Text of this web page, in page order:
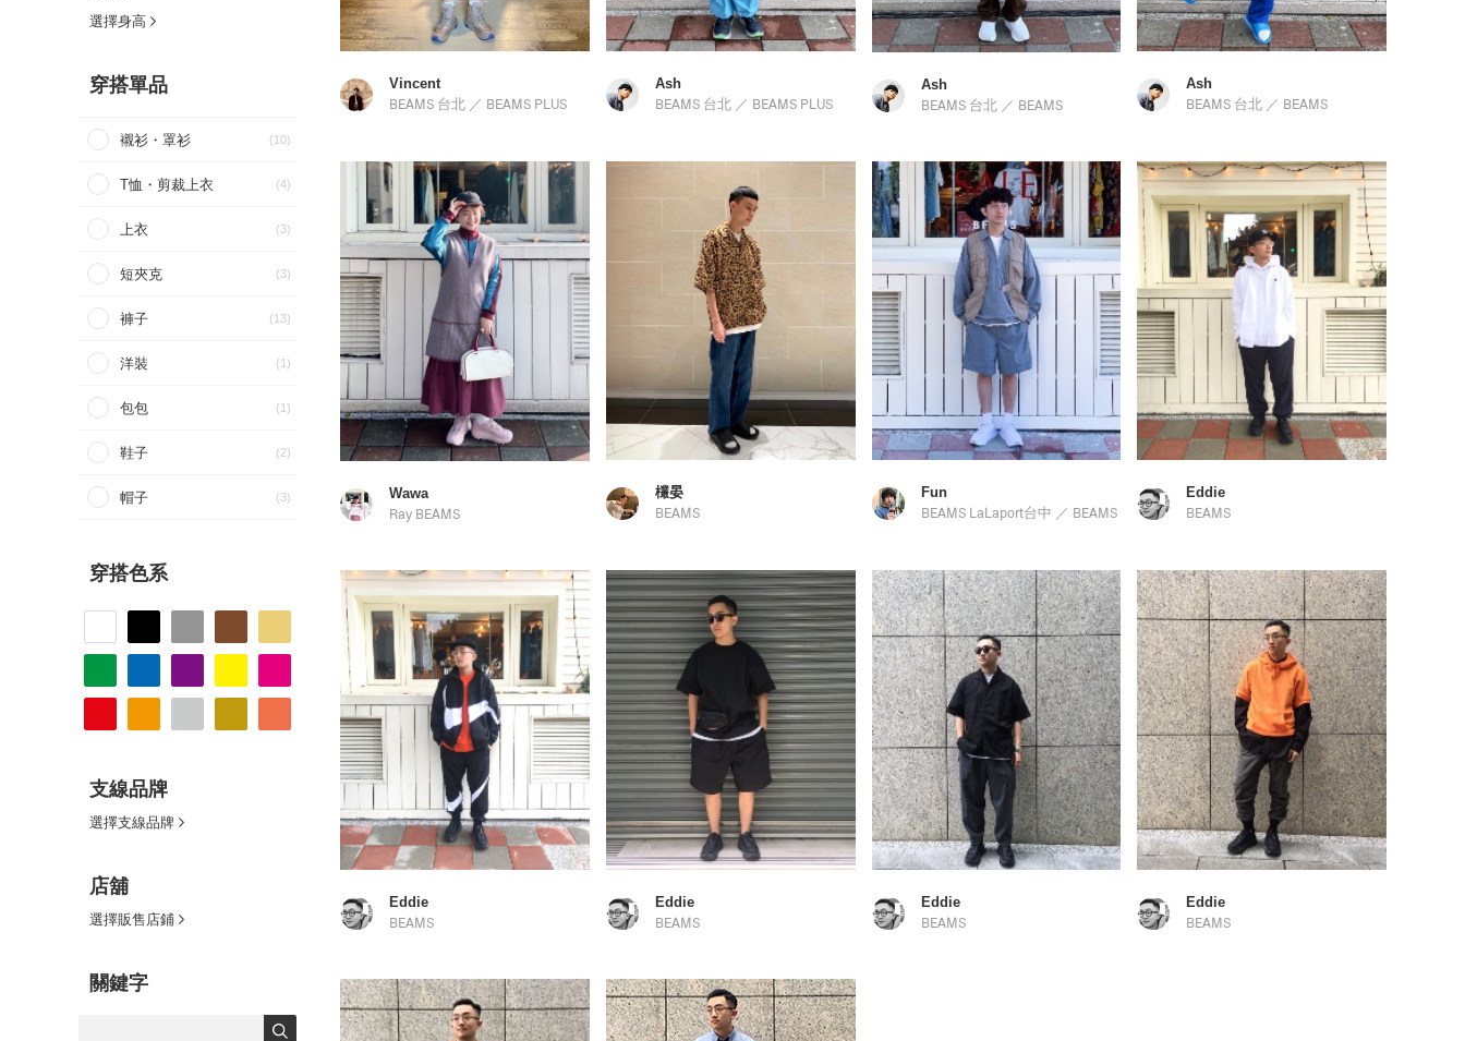
選擇身高
穿搭單品
襯衫・罩衫 (10)
T恤・剪裁上衣 (4)
上衣 (3)
短夾克 (3)
褲子 (13)
洋裝 (1)
包包 (1)
鞋子 (2)
帽子 (3)
穿搭色系
支線品牌
選擇支線品牌
店舖
選擇販售店鋪
關鍵字
Vincent
BEAMS 台北 ／ BEAMS PLUS
Ash
BEAMS 台北／ BEAMS PLUS
Ash
BEAMS 台北／ BEAMS
Ash
BEAMS 台北 ／ BEAMS
Wawa
Ray BEAMS
欉晏
BEAMS
Fun
BEAMS LaLaport台中 ／ BEAMS
Eddie
BEAMS
Eddie
BEAMS
Eddie
BEAMS
Eddie
BEAMS
Eddie
BEAMS